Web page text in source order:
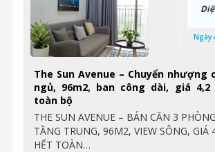
The Sun Avenue – Chuyển nhượng
ngủ, 96m2, ban công dài, giá
toàn bộ
THE SUN AVENUE – BÁN CĂN 3
TẦNG TRUNG, 96M2, VIEW SÔNG, GIÁ
HẾT TOÀN…
Ngày